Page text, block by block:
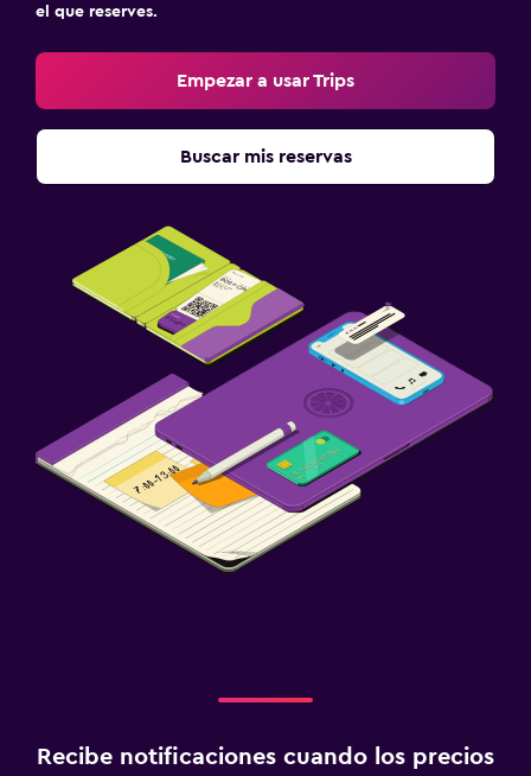
el que reserves.
Empezar a usar Trips
Buscar mis reservas
Recibe notificaciones cuando los precios